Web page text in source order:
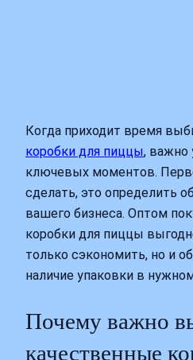
Когда приходит время
коробки для пиццы, важно
ключевых моментов.
сделать, это определить
вашего бизнеса. Оптом
коробки для пиццы
только сэкономить, но и
наличие упаковки в
Почему важно
качественные